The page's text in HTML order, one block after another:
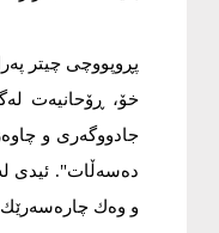
پڕوپووچی چیتر
خۆ، ڕۆحانیەت
جادووگەری و
دەسەڵات". ئیدی
و وەك